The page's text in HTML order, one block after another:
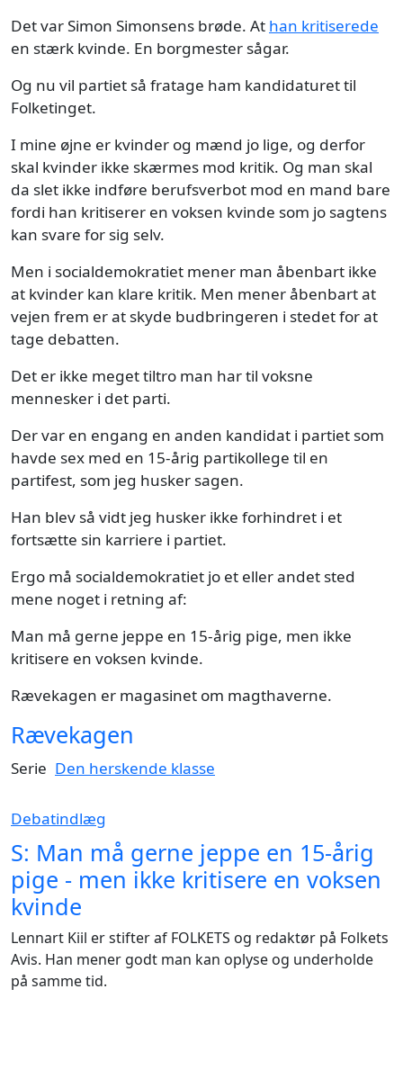
Det var Simon Simonsens brøde. At han kritiserede
en stærk kvinde. En borgmester sågar.
Og nu vil partiet så fratage ham kandidaturet til
Folketinget.
I mine øjne er kvinder og mænd jo lige, og derfor
skal kvinder ikke skærmes mod kritik. Og man skal
da slet ikke indføre berufsverbot mod en mand bare
fordi han kritiserer en voksen kvinde som jo sagtens
kan svare for sig selv.
Men i socialdemokratiet mener man åbenbart ikke
at kvinder kan klare kritik. Men mener åbenbart at
vejen frem er at skyde budbringeren i stedet for at
tage debatten.
Det er ikke meget tiltro man har til voksne
mennesker i det parti.
Der var en engang en anden kandidat i partiet som
havde sex med en 15-årig partikollege til en
partifest, som jeg husker sagen.
Han blev så vidt jeg husker ikke forhindret i et
fortsætte sin karriere i partiet.
Ergo må socialdemokratiet jo et eller andet sted
mene noget i retning af:
Man må gerne jeppe en 15-årig pige, men ikke
kritisere en voksen kvinde.
Rævekagen er magasinet om magthaverne.
Rævekagen
Serie Den herskende klasse
Debatindlæg
S: Man må gerne jeppe en 15-årig
pige - men ikke kritisere en voksen
kvinde
Lennart Kiil er stifter af FOLKETS og redaktør på Folkets
Avis. Han mener godt man kan oplyse og underholde
på samme tid.